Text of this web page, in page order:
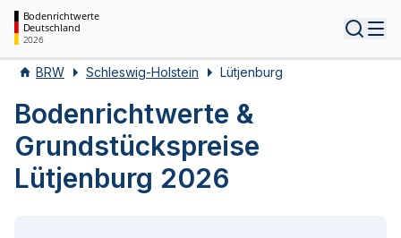
Bodenrichtwerte
Deutschland
2026
BRW Schleswig-Holstein Lütjenburg
Bodenrichtwerte &
Grundstückspreise
Lütjenburg 2026